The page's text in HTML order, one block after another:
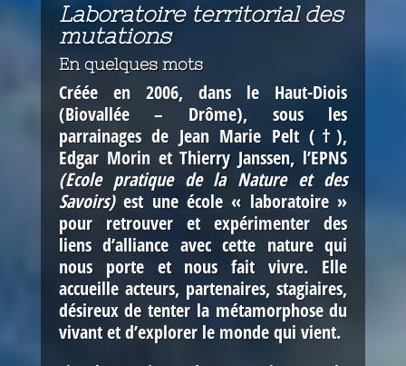
Laboratoire territorial des
mutations
En quelques mots
Créée en 2006, dans le Haut-Diois
(Biovallée – Drôme), sous les
parrainages de Jean Marie Pelt (†),
Edgar Morin et Thierry Janssen, l’EPNS
(Ecole pratique de la Nature et des
Savoirs)est une école « laboratoire »
pour retrouver et expérimenter des
liens d’alliance avec cette nature qui
nous porte et nous fait vivre. Elle
accueille acteurs, partenaires, stagiaires,
désireux detenter la métamorphose du
vivant et d’explorer le monde qui vient.